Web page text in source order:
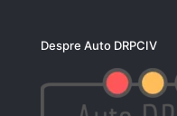
Despre Auto DRPCIV